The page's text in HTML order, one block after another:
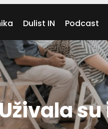
Dulist IN Podcast
Uživala